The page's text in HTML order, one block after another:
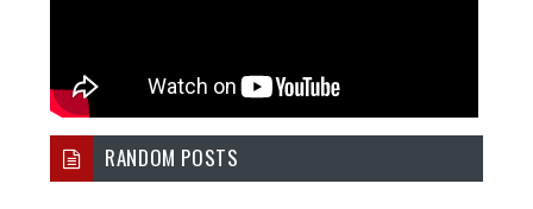
RANDOM POSTS